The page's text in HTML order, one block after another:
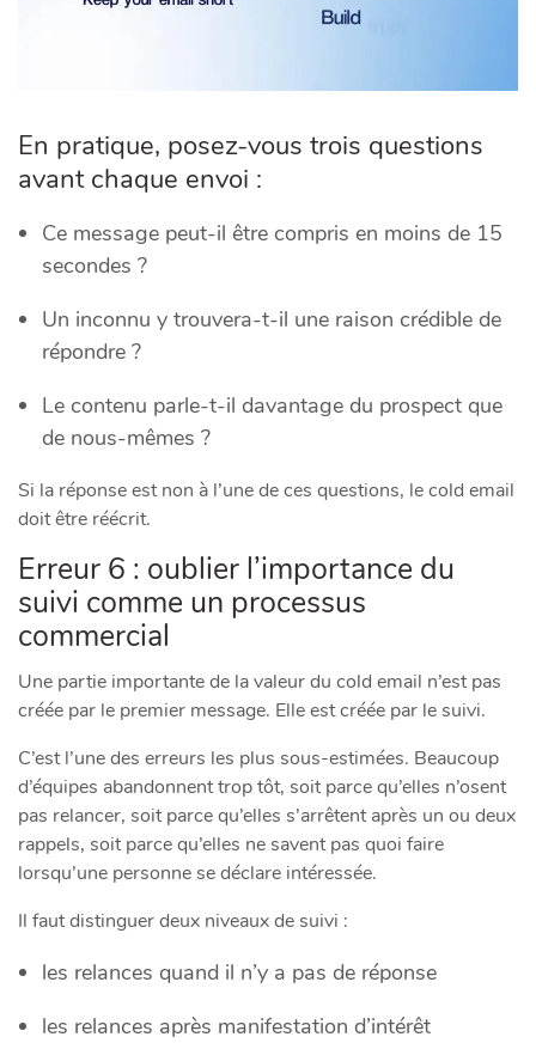
En pratique, posez-vous trois questions
avant chaque envoi :
Ce message peut-il être compris en moins de 15
secondes ?
Un inconnu y trouvera-t-il une raison crédible de
répondre ?
Le contenu parle-t-il davantage du prospect que
de nous-mêmes ?
Si la réponse est non à l’une de ces questions, le cold email
doit être réécrit.
Erreur 6 : oublier l’importance du
suivi comme un processus
commercial
Une partie importante de la valeur du cold email n’est pas
créée par le premier message. Elle est créée par le suivi.
C’est l’une des erreurs les plus sous-estimées. Beaucoup
d’équipes abandonnent trop tôt, soit parce qu’elles n’osent
pas relancer, soit parce qu’elles s’arrêtent après un ou deux
rappels, soit parce qu’elles ne savent pas quoi faire
lorsqu’une personne se déclare intéressée.
Il faut distinguer deux niveaux de suivi :
les relances quand il n’y a pas de réponse
les relances après manifestation d’intérêt